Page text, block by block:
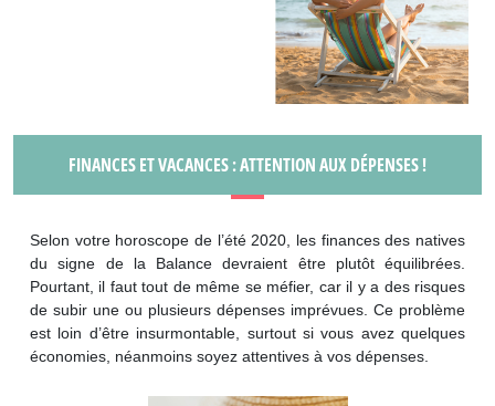
FINANCES ET VACANCES : ATTENTION AUX DÉPENSES !
Selon votre horoscope de l’été 2020, les finances des natives
du signe de la Balance devraient être plutôt équilibrées.
Pourtant, il faut tout de même se méfier, car il y a des risques
de subir une ou plusieurs dépenses imprévues. Ce problème
est loin d’être insurmontable, surtout si vous avez quelques
économies, néanmoins soyez attentives à vos dépenses.